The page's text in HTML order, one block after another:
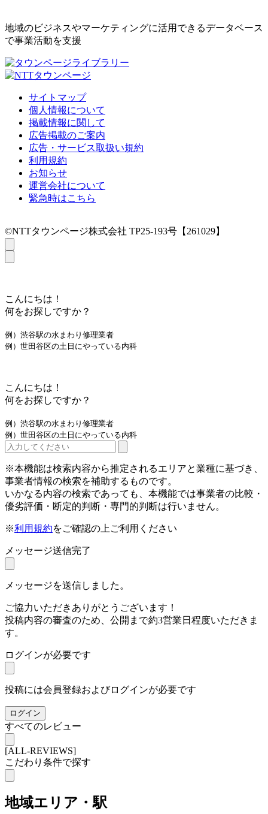
地域のビジネスやマーケティングに活用できるデータベース
で事業活動を支援
サイトマップ
個人情報について
掲載情報に関して
広告掲載のご案内
広告・サービス取扱い規約
利用規約
お知らせ
運営会社について
緊急時はこちら
©NTTタウンページ株式会社 TP25-193号【261029】
こんにちは！
何をお探しですか？
例）渋谷駅の水まわり修理業者
例）世田谷区の土日にやっている内科
こんにちは！
何をお探しですか？
例）渋谷駅の水まわり修理業者
例）世田谷区の土日にやっている内科
※本機能は検索内容から推定されるエリアと業種に基づき、
事業者情報の検索を補助するものです。
いかなる内容の検索であっても、本機能では事業者の比較・
優劣評価・断定的判断・専門的判断は行いません。
※利用規約をご確認の上ご利用ください
メッセージ送信完了
メッセージを送信しました。
ご協力いただきありがとうございます！
投稿内容の審査のため、公開まで約3営業日程度いただきま
す。
ログインが必要です
投稿には会員登録およびログインが必要です
ログイン
すべてのレビュー
[ALL-REVIEWS]
こだわり条件で探す
地域エリア・駅